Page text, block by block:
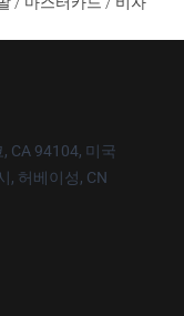
CA 94104, 미국
, 허베이성, CN